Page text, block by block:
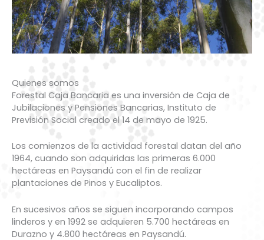
Quienes somos
Forestal Caja Bancaria es una inversión de Caja de
Jubilaciones y Pensiones Bancarias, Instituto de
Previsión Social creado el 14 de mayo de 1925.
Los comienzos de la actividad forestal datan del año
1964, cuando son adquiridas las primeras 6.000
hectáreas en Paysandú con el fin de realizar
plantaciones de Pinos y Eucaliptos.
En sucesivos años se siguen incorporando campos
linderos y en 1992 se adquieren 5.700 hectáreas en
Durazno y 4.800 hectáreas en Paysandú.